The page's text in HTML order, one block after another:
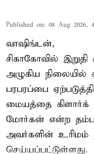
Published on: 08 Aug 2026,
வாஷிங்டன்,
சிகாகோவில்
அழுகிய
பரபரப்பை
மையத்தை
மோர்கன் என்ற
அவர்களின் உரிமம்
செய்யப்பட்டுள்ளது.